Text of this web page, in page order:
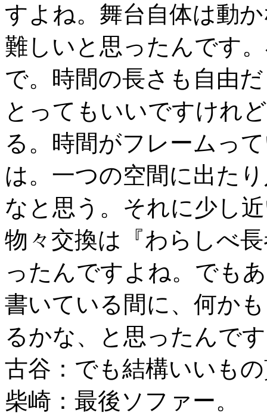
すよね。舞台自体は動
難しいと思ったんです
で。時間の長さも自由
とってもいいですけれ
る。時間がフレームっ
は。一つの空間に出た
なと思う。それに少し
物々交換は『わらしべ
ったんですよね。でも
書いている間に、何か
るかな、と思ったんで
古谷：でも結構いいも
柴崎：最後ソファー。